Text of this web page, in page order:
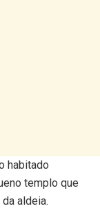
habitado
templo que
aldeia.